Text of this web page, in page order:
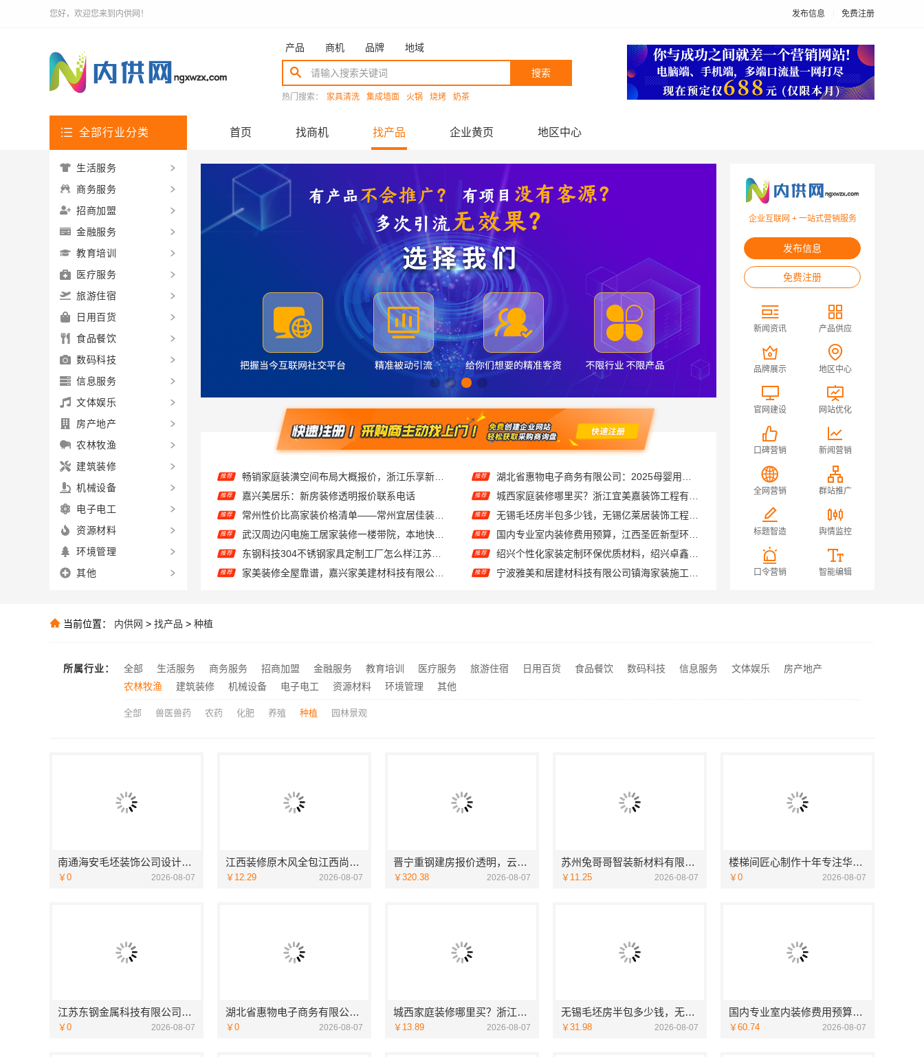
您好，欢迎您来到内供网！ 发布信息 免费注册
产品 商机 品牌 地域
搜索
热门搜索： 家具清洗 集成墙面 火锅 烧烤 奶茶
全部行业分类 首页 找商机 找产品 企业黄页 地区中心
推荐 嘉兴美居乐：新房装修透明报价联系电话
推荐
推荐 武汉周边闪电施工居家装修一楼带院，本地快装（湖北）科技有限公司
推荐 东钢科技304不锈钢家具定制工厂怎么样江苏东钢金属科技有限公司
推荐 家美装修全屋靠谱，嘉兴家美建材科技有限公司一站式省心
推荐 江苏靠谱家装口碑怎么样 常州宜居佳装饰工程有限公司
推荐 海安毛坯家装电话预约，南通宏域全宅装饰建材免费设计
推荐 城西家庭装修哪里买？浙江宜美嘉装饰工程有限公司
推荐 无锡毛坯房半包多少钱，无锡亿莱居装饰工程材料有限公司
推荐 国内专业室内装修费用预算，江西圣匠新型环保材料有限公司
推荐 绍兴个性化家装定制环保优质材料，绍兴卓鑫装饰材料有限公司
推荐 宁波雅美和居建材科技有限公司镇海家装施工对接渠道
推荐 南通海安毛坯装饰公司设计南通宏域全宅装饰建材有限公司
推荐 江苏东钢金属科技有限公司全屋不锈钢定制生产商
企业互联网 + 一站式营销服务
发布信息
免费注册
新闻资讯 产品供应
品牌展示 地区中心
官网建设 网站优化
口碑营销 新闻营销
全网营销 群站推广
标题智造 舆情监控
口令营销 智能编辑
生活服务
商务服务
招商加盟
金融服务
教育培训
医疗服务
旅游住宿
日用百货
食品餐饮
数码科技
信息服务
文体娱乐
房产地产
农林牧渔
建筑装修
机械设备
电子电工
资源材料
环境管理
其他
当前位置： 内供网 > 找产品 > 种植
所属行业： 全部 生活服务 商务服务 招商加盟 金融服务 教育培训 医疗服务 旅游住宿 日用百货 食品餐饮 数码科技 信息服务 文体娱乐
房产地产
农林牧渔
建筑装修 机械设备 电子电工 资源材料 环境管理 其他
全部 兽医兽药 农药 化肥 养殖 种植 园林景观
南通海安毛坯装饰公司设计南通宏域全宅装饰建材有限公司
￥0 2026-08-07
江西装修原木风全包江西尚宅尚品新型环保材料有限公司
￥12.29 2026-08-07
晋宁重钢建房报价透明，云南晟构建筑建材有限公司为您服务
￥320.38 2026-08-07
苏州兔哥哥智装新材料有限公司高性价比旧房翻新案例
￥11.25 2026-08-07
楼梯间匠心制作十年专注华居不锈钢稳固又美观
￥0 2026-08-07
江苏东钢金属科技有限公司全屋不锈钢定制生产商
￥0 2026-08-07
湖北省惠物电子商务有限公司：2025母婴用品平台优缺点测评
￥0 2026-08-07
城西家庭装修哪里买？浙江宜美嘉装饰工程有限公司
￥13.89 2026-08-07
无锡毛坯房半包多少钱，无锡亿莱居装饰工程材料有限公司
￥31.98 2026-08-07
国内专业室内装修费用预算，江西圣匠新型环保材料有限公司
￥60.74 2026-08-07